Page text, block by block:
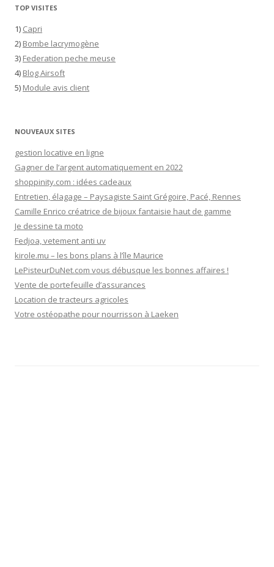
TOP VISITES
1) Capri
2) Bombe lacrymogène
3) Federation peche meuse
4) Blog Airsoft
5) Module avis client
NOUVEAUX SITES
gestion locative en ligne
Gagner de l’argent automatiquement en 2022
shoppinity.com : idées cadeaux
Entretien, élagage – Paysagiste Saint Grégoire, Pacé, Rennes
Camille Enrico créatrice de bijoux fantaisie haut de gamme
Je dessine ta moto
Fedjoa, vetement anti uv
kirole.mu – les bons plans à l’île Maurice
LePisteurDuNet.com vous débusque les bonnes affaires !
Vente de portefeuille d’assurances
Location de tracteurs agricoles
Votre ostéopathe pour nourrisson à Laeken